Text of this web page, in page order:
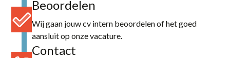
Beoordelen
Wij gaan jouw cv intern beoordelen of het goed
aansluit op onze vacature.
Contact